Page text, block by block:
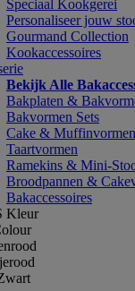
Speciaal Kookgerei
Personaliseer jouw
Gourmand Collection
Kookaccessoires
Bekijk Alle
Bakplaten &
Bakvormen Sets
Cake & Muffinvormen
Taartvormen
Ramekins & Mini-
Broodpannen &
Bakaccessoires
Kleur